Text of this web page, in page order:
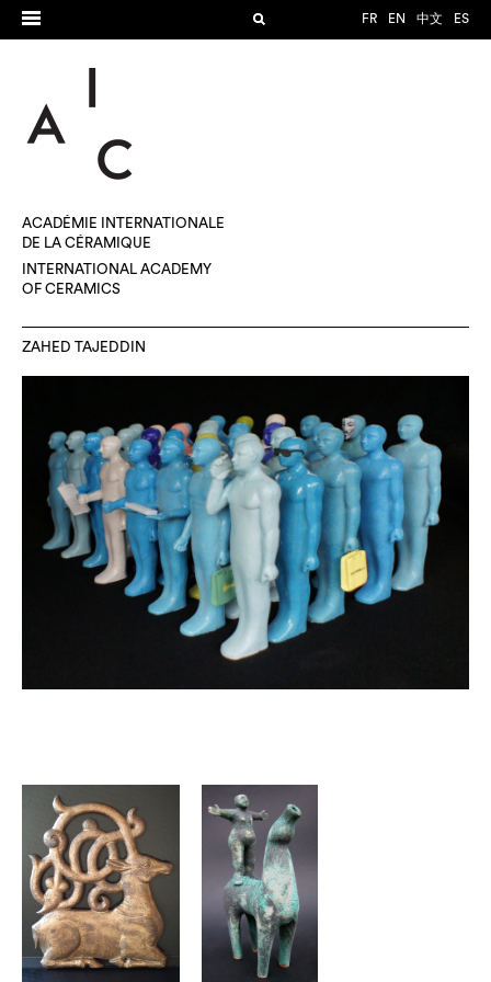
FR EN 中文 ES
ACADÉMIE INTERNATIONALE
DE LA CÉRAMIQUE
INTERNATIONAL ACADEMY
OF CERAMICS
ZAHED TAJEDDIN